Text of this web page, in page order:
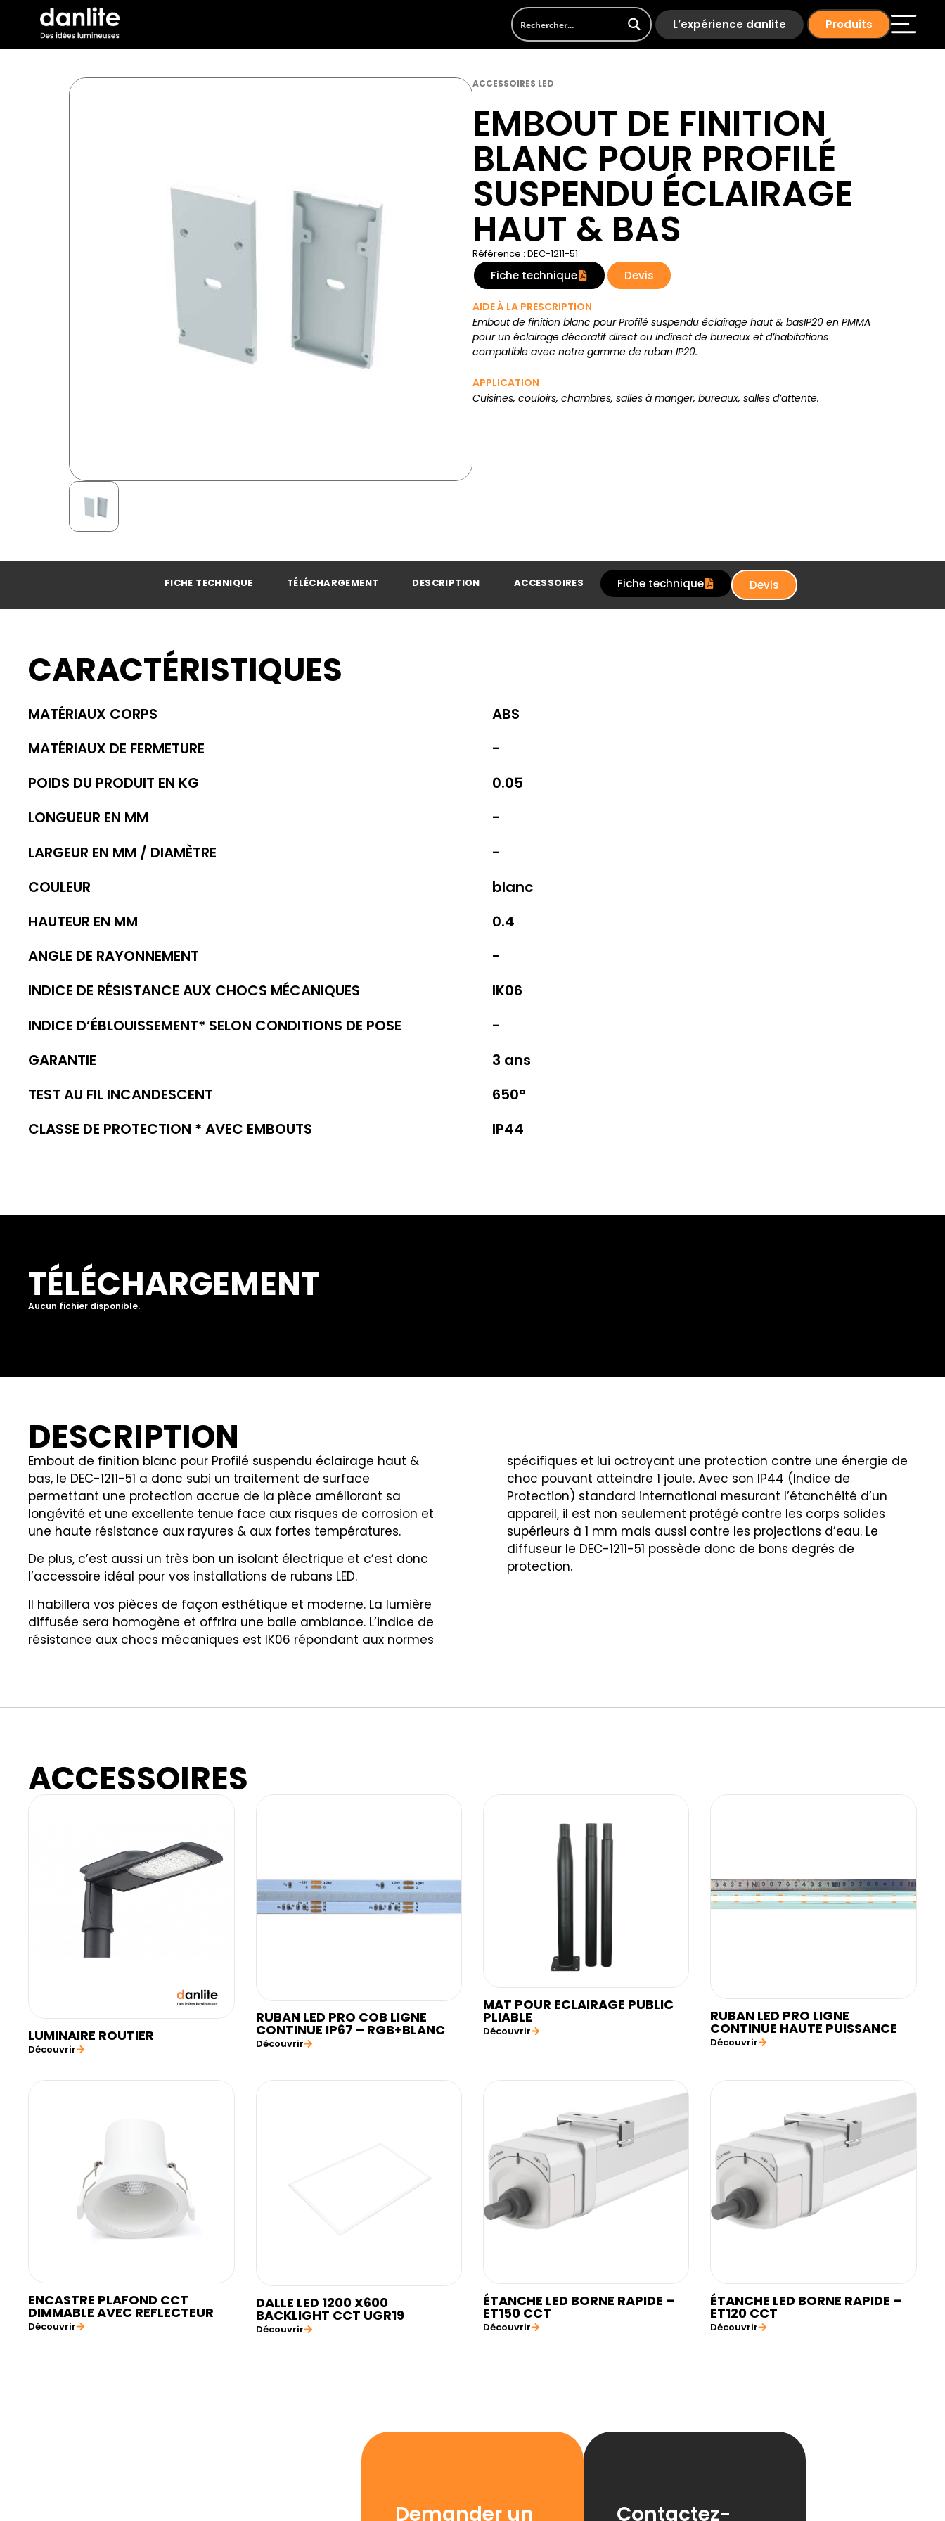
L’expérience danlite Produits
ACCESSOIRES LED
EMBOUT DE FINITION
BLANC POUR PROFILÉ
SUSPENDU ÉCLAIRAGE
HAUT & BAS
Référence : DEC-1211-51
Fiche technique Devis
AIDE À LA PRESCRIPTION
Embout de finition blanc pour Profilé suspendu éclairage haut & basIP20 en PMMA
pour un éclairage décoratif direct ou indirect de bureaux et d’habitations
compatible avec notre gamme de ruban IP20.
APPLICATION
Cuisines, couloirs, chambres, salles à manger, bureaux, salles d’attente.
FICHE TECHNIQUE TÉLÉCHARGEMENT DESCRIPTION ACCESSOIRES Fiche technique Devis
CARACTÉRISTIQUES
MATÉRIAUX CORPS
ABS
MATÉRIAUX DE FERMETURE
-
POIDS DU PRODUIT EN KG
0.05
LONGUEUR EN MM
-
LARGEUR EN MM / DIAMÈTRE
-
COULEUR
blanc
HAUTEUR EN MM
0.4
ANGLE DE RAYONNEMENT
-
INDICE DE RÉSISTANCE AUX CHOCS MÉCANIQUES
IK06
INDICE D’ÉBLOUISSEMENT* SELON CONDITIONS DE POSE
-
GARANTIE
3 ans
TEST AU FIL INCANDESCENT
650°
CLASSE DE PROTECTION * AVEC EMBOUTS
IP44
TÉLÉCHARGEMENT
Aucun fichier disponible.
DESCRIPTION
Embout de finition blanc pour Profilé suspendu éclairage haut &
bas, le DEC-1211-51 a donc subi un traitement de surface
permettant une protection accrue de la pièce améliorant sa
longévité et une excellente tenue face aux risques de corrosion et
une haute résistance aux rayures & aux fortes températures.
De plus, c’est aussi un très bon un isolant électrique et c’est donc
l’accessoire idéal pour vos installations de rubans LED.
Il habillera vos pièces de façon esthétique et moderne. La lumière
diffusée sera homogène et offrira une balle ambiance. L’indice de
résistance aux chocs mécaniques est IK06 répondant aux normes
spécifiques et lui octroyant une protection contre une énergie de
choc pouvant atteindre 1 joule. Avec son IP44 (Indice de
Protection) standard international mesurant l’étanchéité d’un
appareil, il est non seulement protégé contre les corps solides
supérieurs à 1 mm mais aussi contre les projections d’eau. Le
diffuseur le DEC-1211-51 possède donc de bons degrés de
protection.
ACCESSOIRES
LUMINAIRE ROUTIER
Découvrir
RUBAN LED PRO COB LIGNE
CONTINUE IP67 – RGB+BLANC
Découvrir
MAT POUR ECLAIRAGE PUBLIC
PLIABLE
Découvrir
RUBAN LED PRO LIGNE
CONTINUE HAUTE PUISSANCE
Découvrir
ENCASTRE PLAFOND CCT
DIMMABLE AVEC REFLECTEUR
Découvrir
DALLE LED 1200 X600
BACKLIGHT CCT UGR19
Découvrir
ÉTANCHE LED BORNE RAPIDE –
ET150 CCT
Découvrir
ÉTANCHE LED BORNE RAPIDE –
ET120 CCT
Découvrir
Demander un Contactez-